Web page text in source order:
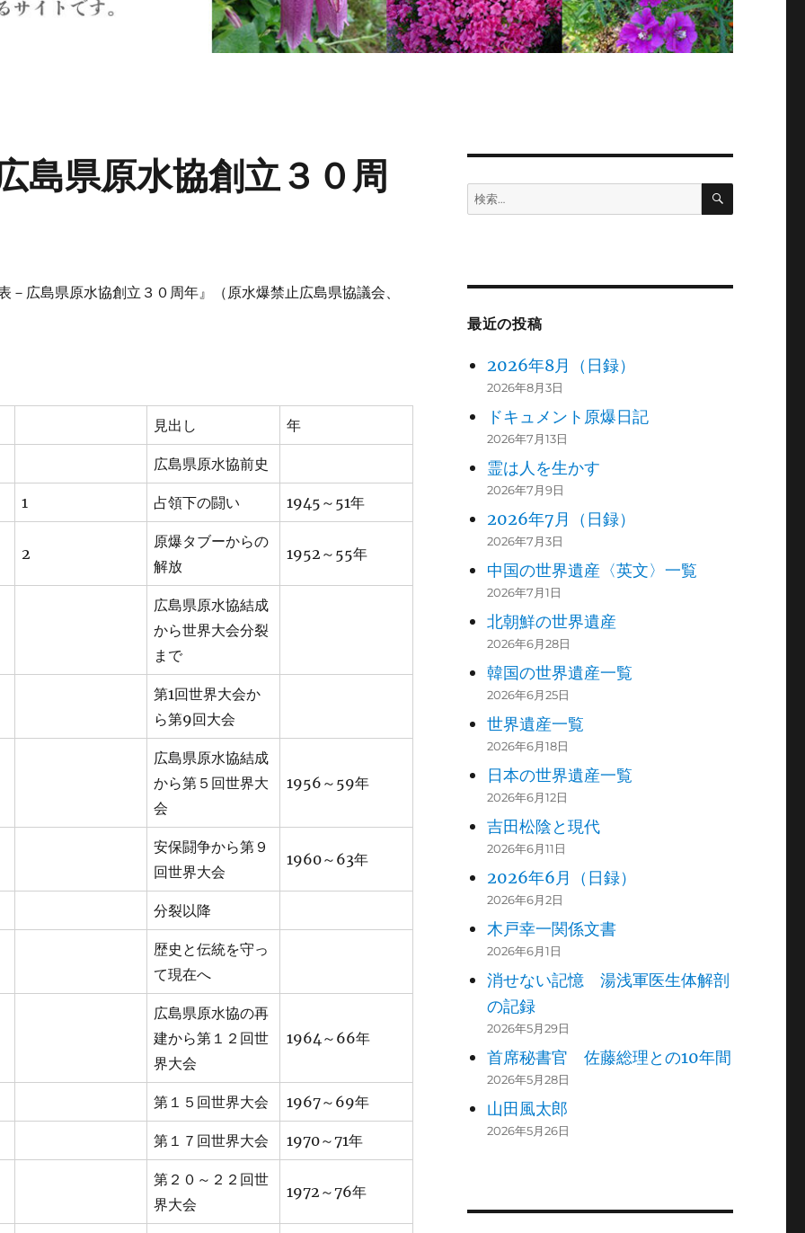
島県原水協創立３０周
－広島県原水協創立３０周年』（原水爆禁止広島県協議会、
見出し 年
広島県原水協前史
1 占領下の闘い 1945～51年
2
原爆タブーからの
解放
1952～55年
広島県原水協結成
から世界大会分裂
まで
第1回世界大会か
ら第9回大会
広島県原水協結成
から第５回世界大
会
1956～59年
安保闘争から第９
回世界大会
1960～63年
分裂以降
歴史と伝統を守っ
て現在へ
広島県原水協の再
建から第１２回世
界大会
1964～66年
第１５回世界大会 1967～69年
第１７回世界大会 1970～71年
第２０～２２回世
界大会
1972～76年
検
索:
検
最近の投稿
2026年8月（日録）
2026年8月3日
ドキュメント原爆日記
2026年7月13日
霊は人を生かす
2026年7月9日
2026年7月（日録）
2026年7月3日
中国の世界遺産〈英文〉一覧
2026年7月1日
北朝鮮の世界遺産
2026年6月28日
韓国の世界遺産一覧
2026年6月25日
世界遺産一覧
2026年6月18日
日本の世界遺産一覧
2026年6月12日
吉田松陰と現代
2026年6月11日
2026年6月（日録）
2026年6月2日
木戸幸一関係文書
2026年6月1日
消せない記憶 湯浅軍医生体解剖
の記録
2026年5月29日
首席秘書官 佐藤総理との10年間
2026年5月28日
山田風太郎
2026年5月26日